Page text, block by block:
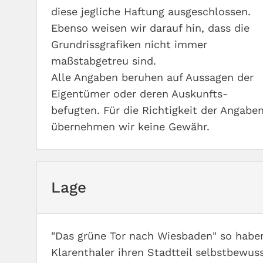
diese jegliche Haftung ausgeschlossen.
Ebenso weisen wir darauf hin, dass die
Grundrissgrafiken nicht immer
maßstabgetreu sind.
Alle Angaben beruhen auf Aussagen der
Eigentümer oder deren Auskunfts-
befugten. Für die Richtigkeit der Angaben
übernehmen wir keine Gewähr.
Lage
"Das grüne Tor nach Wiesbaden" so
Klarenthaler ihren Stadtteil